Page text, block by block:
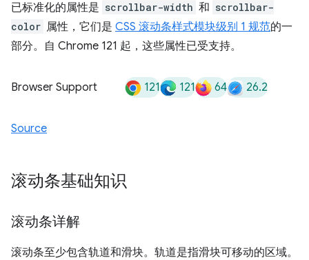
已标准化的属性是 scrollbar-width 和 scrollbar-
color 属性，它们是 CSS 滚动条样式模块级别 1 规范的一
部分。自 Chrome 121 起，这些属性已受支持。
Browser Support 121 121 64 26.2
Source
滚动条基础知识
滚动条详解
滚动条至少包含轨道和滑块。轨道是指滑块可移动的区域。